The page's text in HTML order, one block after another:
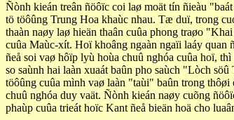
Ñònh kieán treân ñöôïc coi laø moät tín ñieàu
tö töôûng Trung Hoa khaùc nhau. Tæ duï, trong
thaàn naøy laø hieän thaân cuûa phong traøo
cuûa Maùc-xít. Hoï khoâng ngaàn ngaïi laáy quan
ñeå soi vaø hôïp lyù hoùa chuû nghóa cuûa hoï,
so saùnh hai laàn xuaát baûn pho saùch "Lòch
töôûng cuûa mình vaø laàn "taùi" baûn trong
chuû nghóa duy vaät. Ñònh kieán naøy cuõng
phaùp cuûa trieát hoïc Kant ñeå bieän hoä cho